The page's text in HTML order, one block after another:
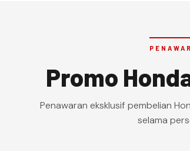
Promo
Penawaran eksklusif pembelian
selama